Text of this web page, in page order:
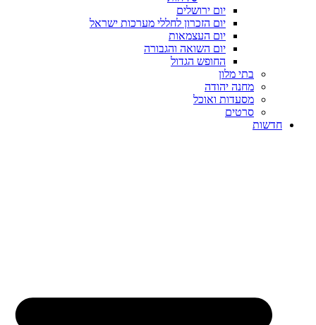
יום ירושלים
יום הזכרון לחללי מערכות ישראל
יום העצמאות
יום השואה והגבורה
החופש הגדול
בתי מלון
מחנה יהודה
מסעדות ואוכל
סרטים
חדשות